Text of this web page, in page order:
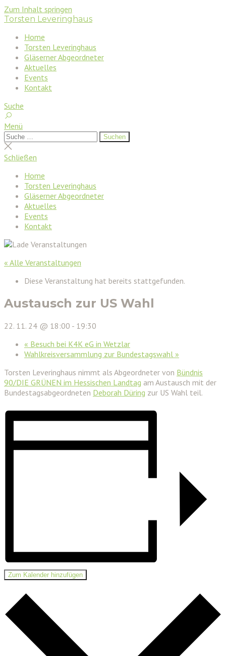
Zum Inhalt springen
Torsten Leveringhaus
Home
Torsten Leveringhaus
Gläserner Abgeordneter
Aktuelles
Events
Kontakt
Suche
Menü
Suchen
nach:
Suchen
Suche
schließen
Schließen
Home
Torsten Leveringhaus
Gläserner Abgeordneter
Aktuelles
Events
Kontakt
« Alle Veranstaltungen
Diese Veranstaltung hat bereits stattgefunden.
Austausch zur US Wahl
22. 11. 24 @ 18:00 - 19:30
« Besuch bei K4K eG in Wetzlar
Wahlkreisversammlung zur Bundestagswahl »
Torsten Leveringhaus nimmt als Abgeordneter von Bündnis
90/DIE GRÜNEN im Hessischen Landtag am Austausch mit der
Bundestagsabgeordneten Deborah Düring zur US Wahl teil.
Zum Kalender hinzufügen